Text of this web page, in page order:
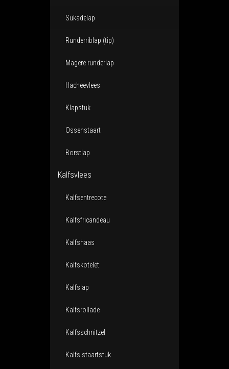
Sukadelap
Runderriblap (tip)
Magere runderlap
Hacheevlees
Klapstuk
Ossenstaart
Borstlap
Kalfsvlees
Kalfsentrecote
Kalfsfricandeau
Kalfshaas
Kalfskotelet
Kalfslap
Kalfsrollade
Kalfsschnitzel
Kalfs staartstuk